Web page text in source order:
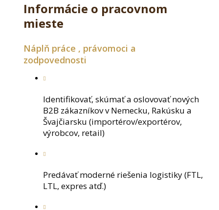
Informácie o pracovnom
mieste
Náplň práce , právomoci a
zodpovednosti
Identifikovať, skúmať a oslovovať nových
B2B zákazníkov v Nemecku, Rakúsku a
Švajčiarsku (importérov/exportérov,
výrobcov, retail)
Predávať moderné riešenia logistiky (FTL,
LTL, expres atď.)